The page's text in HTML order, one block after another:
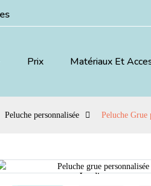
Prix Matériaux Et
Peluche personnalisée Peluche Grue
Loading...
Loading...